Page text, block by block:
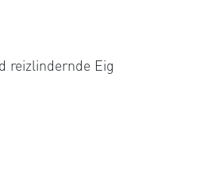
reizlindernde Eig